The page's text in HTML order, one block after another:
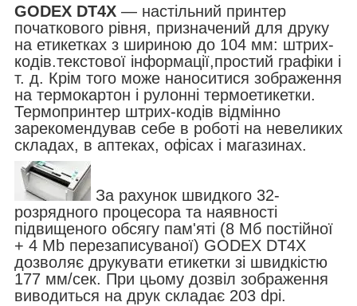
GODEX DT4X ― настільний принтер
початкового рівня, призначений для друку
на етикетках з шириною до 104 мм: штрих-
кодів.текстової інформації,простий графіки і
т. д. Крім того може наноситися зображення
на термокартон і рулонні термоетикетки.
Термопринтер штрих-кодів відмінно
зарекомендував себе в роботі на невеликих
складах, в аптеках, офісах і магазинах.
За рахунок швидкого 32-
розрядного процесора та наявності
підвищеного обсягу пам'яті (8 Мб постійної
+ 4 Mb перезаписуваної) GODEX DT4X
дозволяє друкувати етикетки зі швидкістю
177 мм/сек. При цьому дозвіл зображення
виводиться на друк складає 203 dpi.